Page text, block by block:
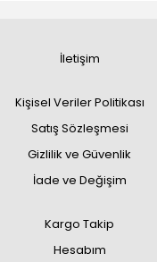
İletişim
Kişisel Veriler Politikası
Satış Sözleşmesi
Gizlilik ve Güvenlik
İade ve Değişim
Kargo Takip
Hesabım